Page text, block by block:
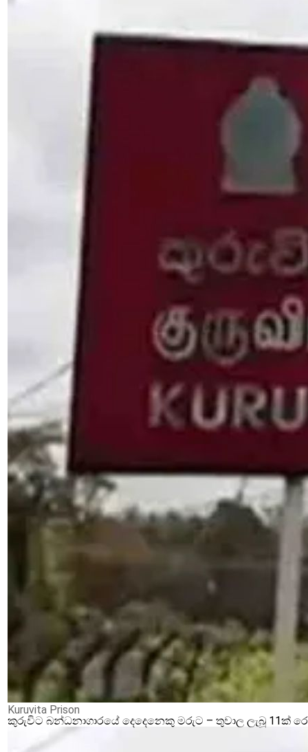
Kuruvita Prison
කුරුවිට බන්ධනාගාරයේ දෙදෙනෙකු මරුට – තුවාල ලැබූ 11ක්